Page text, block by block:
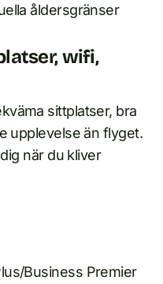
åldersgränser
wifi,
sittplatser, bra
upplevelse än flyget.
när du kliver
Business Premier